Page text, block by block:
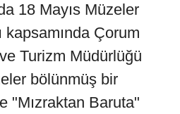
18 Mayıs Müzeler
kapsamında Çorum
Turizm Müdürlüğü
bölünmüş bir
"Mızraktan Baruta"